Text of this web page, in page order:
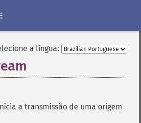
a língua:
a transmissão de uma origem